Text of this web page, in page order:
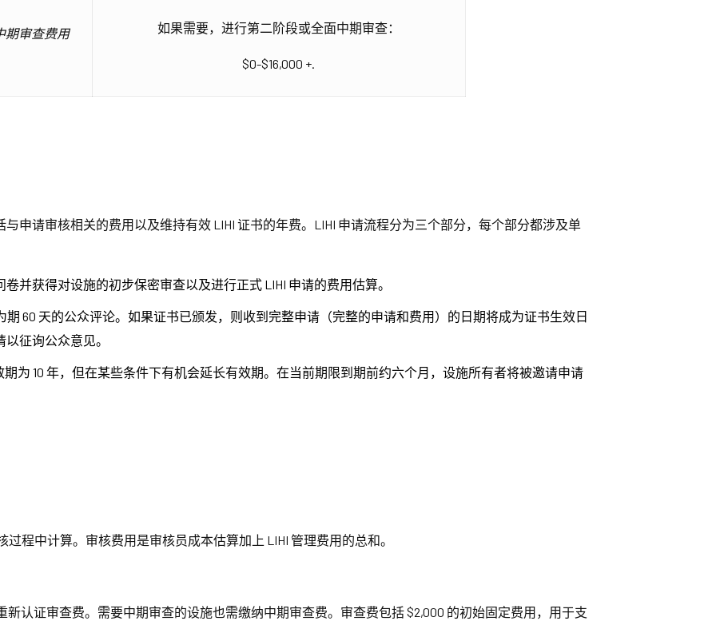
期审查费用 如果需要，进行第二阶段或全面中期审查：
$0-$16,000 +.
申请审核相关的费用以及维持有效 LIHI 证书的年费。LIHI 申请流程分为三个部分，每个部分都涉及单
并获得对设施的初步保密审查以及进行正式 LIHI 申请的费用估算。
期 60 天的公众评论。如果证书已颁发，则收到完整申请（完整的申请和费用）的日期将成为证书生效日
征询公众意见。
为 10 年，但在某些条件下有机会延长有效期。在当前期限到期前约六个月，设施所有者将被邀请申请
程中计算。审核费用是审核员成本估算加上 LIHI 管理费用的总和。
认证审查费。需要中期审查的设施也需缴纳中期审查费。审查费包括 $2,000 的初始固定费用，用于支